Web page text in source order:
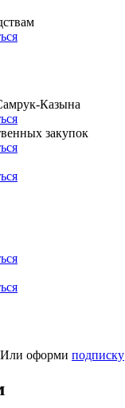
Казына
закупок
оформи подписку